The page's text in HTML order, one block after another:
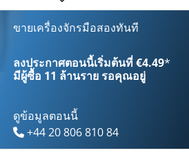
ขายเครื่องจักรมือสองทันที
ลงประกาศตอนนี้เริ่มต้นที่ €4.49*
มีผู้ซื้อ 11 ล้านราย รอคุณอยู่
ดูข้อมูลตอนนี้
+44 20 806 810 84